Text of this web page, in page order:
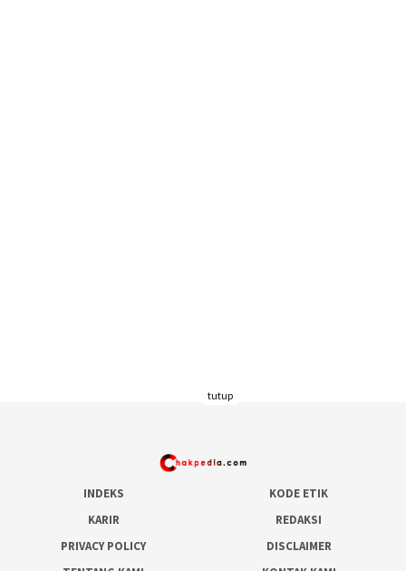
INDEKS
KODE ETIK
KARIR
REDAKSI
PRIVACY POLICY
DISCLAIMER
tutup